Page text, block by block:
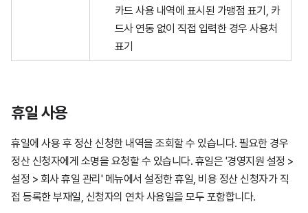
카드 사용 내역에 표시된 가맹점 표기, 카
드사 연동 없이 직접 입력한 경우 사용처
표기
휴일 사용
휴일에 사용 후 정산 신청한 내역을 조회할 수 있습니다. 필요한 경우
정산 신청자에게 소명을 요청할 수 있습니다. 휴일은 '경영지원 설정 >
설정 > 회사 휴일 관리' 메뉴에서 설정한 휴일, 비용 정산 신청자가 직
접 등록한 부재일, 신청자의 연차 사용일을 모두 포함합니다.